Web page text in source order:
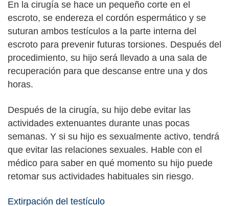
En la cirugía se hace un pequeño corte en el
escroto, se endereza el cordón espermático y se
suturan ambos testículos a la parte interna del
escroto para prevenir futuras torsiones. Después del
procedimiento, su hijo será llevado a una sala de
recuperación para que descanse entre una y dos
horas.
Después de la cirugía, su hijo debe evitar las
actividades extenuantes durante unas pocas
semanas. Y si su hijo es sexualmente activo, tendrá
que evitar las relaciones sexuales. Hable con el
médico para saber en qué momento su hijo puede
retomar sus actividades habituales sin riesgo.
Extirpación del testículo